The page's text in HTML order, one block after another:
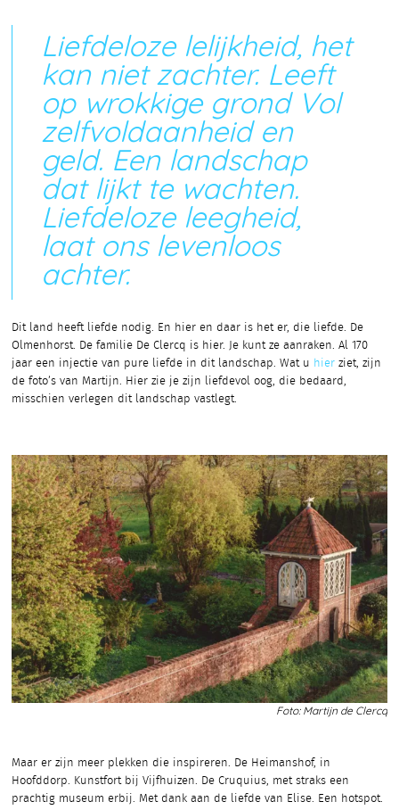
Liefdeloze lelijkheid, het
kan niet zachter. Leeft
op wrokkige grond Vol
zelfvoldaanheid en
geld. Een landschap
dat lijkt te wachten.
Liefdeloze leegheid,
laat ons levenloos
achter.
Dit land heeft liefde nodig. En hier en daar is het er, die liefde. De
Olmenhorst. De familie De Clercq is hier. Je kunt ze aanraken. Al 170
jaar een injectie van pure liefde in dit landschap. Wat u hier ziet, zijn
de foto’s van Martijn. Hier zie je zijn liefdevol oog, die bedaard,
misschien verlegen dit landschap vastlegt.
Foto: Martijn de Clercq
Maar er zijn meer plekken die inspireren. De Heimanshof, in
Hoofddorp. Kunstfort bij Vijfhuizen. De Cruquius, met straks een
prachtig museum erbij. Met dank aan de liefde van Elise. Een hotspot.